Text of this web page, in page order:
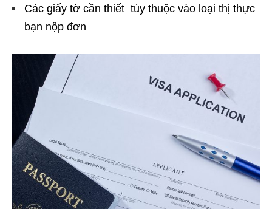
Các giấy tờ cần thiết tùy thuộc vào loại thị thực
bạn nộp đơn